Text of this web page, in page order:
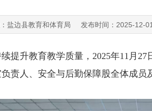
盐边县教育和体育局 发布时间： 2025-12-01
升教育教学质量，2025年11月27
责人、安全与后勤保障股全体成员